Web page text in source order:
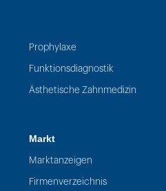
Prophylaxe
Funktionsdiagnostik
Ästhetische Zahnmedizin
Markt
Marktanzeigen
Firmenverzeichnis